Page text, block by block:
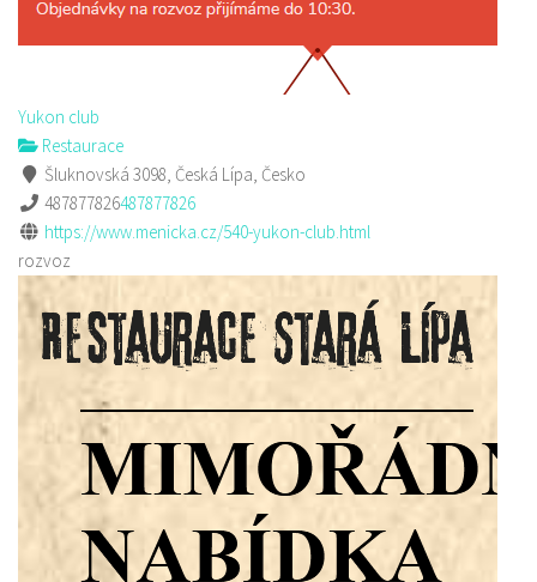
Yukon club
Restaurace
Šluknovská 3098, Česká Lípa, Česko
487877826487877826
https://www.menicka.cz/540-yukon-club.html
rozvoz